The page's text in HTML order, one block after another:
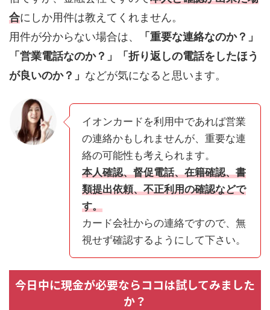
合にしか用件は教えてくれません。
用件が分からない場合は、
「重要な連絡なのか？」
「営業電話なのか？」「折り返しの電話をしたほう
が良いのか？」 などが気になると思います。
イオンカードを利用中であれば営業
の連絡かもしれませんが、重要な連
絡の可能性も考えられます。
本人確認、督促電話、在籍確認、書
類提出依頼、不正利用の確認などで
す。
カード会社からの連絡ですので、無
視せず確認するようにして下さい。
今日中に現金が必要ならココは試してみました
か？